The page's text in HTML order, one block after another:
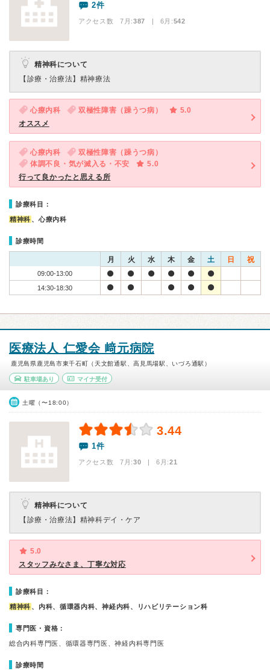
2件
アクセス数 7月:387 | 6月:542
精神科について
【診療・治療法】 精神療法
心療内科 双極性障害（躁うつ病）
5.0
オススメ
心療内科
双極性障害（躁うつ病）
体調不良・気が滅入る・不安
5.0
行って良かったと思える所
診療科目：
精神科 、心療内科
診療時間
月 火 水 木 金 土 日 祝
09:00-13:00
14:30-18:30
医療法人 仁愛会 﨑元病院
鹿児島県鹿児島市東千石町（天文館通駅、高見馬場駅、いづろ通駅）
駐車場あり マイナ受付
土曜（〜18:00）
3.44
1件
アクセス数 7月:30 | 6月:21
精神科について
【診療・治療法】 精神科デイ・ケア
5.0
スタッフみなさま、丁寧な対応
診療科目：
精神科 、内科、循環器内科、神経内科、リハビリテーション科
専門医・資格：
総合内科専門医、循環器専門医、神経内科専門医
診療時間